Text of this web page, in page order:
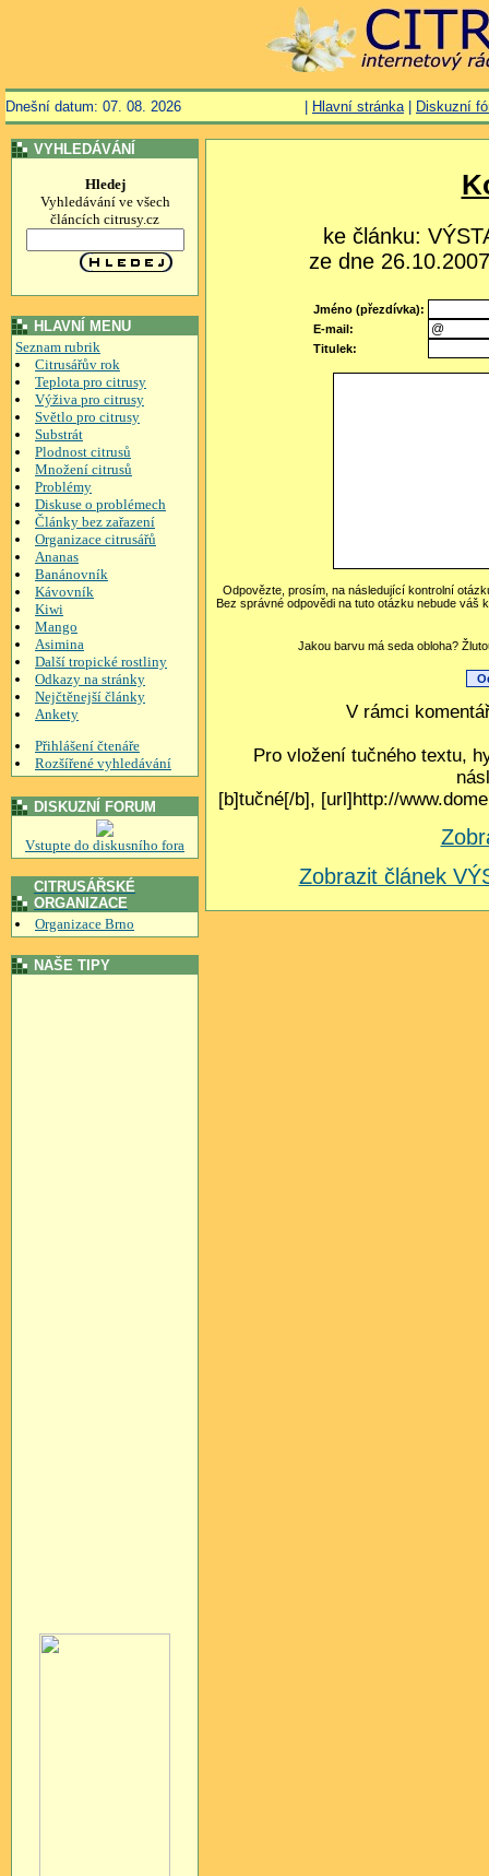
Dnešní datum: 07. 08. 2026 Hlavní stránka| Diskuzní
VYHLEDÁVÁNÍ
Hledej
Vyhledávání ve všech
článcích citrusy.cz
HLAVNÍ MENU
Seznam rubrik
Citrusářův rok
Teplota pro citrusy
Výživa pro citrusy
Světlo pro citrusy
Substrát
Plodnost citrusů
Množení citrusů
Problémy
Diskuse o problémech
Články bez zařazení
Organizace citrusářů
Ananas
Banánovník
Kávovník
Kiwi
Mango
Asimina
Další tropické rostliny
Odkazy na stránky
Nejčtěnejší články
Ankety
Přihlášení čtenáře
Rozšířené vyhledávání
DISKUZNÍ FORUM
Vstupte do diskusního fora
CITRUSÁŘSKÉ
ORGANIZACE
Organizace Brno
NAŠE TIPY
ke článku:
ze dne
Jméno (přezdívka):
E-mail:
Titulek:
Odpovězte, prosím, na následující kontrolní
Bez správné odpovědi na tuto otázku nebude váš
Jakou barvu má seda obloha?
V rámci
Pro vložení tučného textu,
[b]tučné[/b], [url]http://
Zobrazit článek